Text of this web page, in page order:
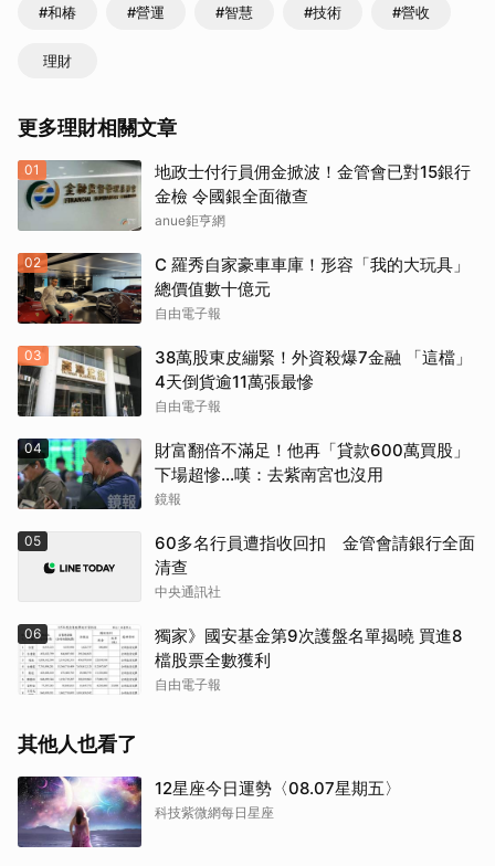
#和椿 #營運 #智慧 #技術 #營收
理財
更多理財相關文章
01
地政士付行員佣金掀波！金管會已對15銀行
金檢 令國銀全面徹查
anue鉅亨網
02
C 羅秀自家豪車車庫！形容「我的大玩具」
總價值數十億元
自由電子報
03
38萬股東皮繃緊！外資殺爆7金融 「這檔」
4天倒貨逾11萬張最慘
自由電子報
04
財富翻倍不滿足！他再「貸款600萬買股」
下場超慘...嘆：去紫南宮也沒用
鏡報
05
60多名行員遭指收回扣 金管會請銀行全面
清查
中央通訊社
06
獨家》國安基金第9次護盤名單揭曉 買進8
檔股票全數獲利
自由電子報
其他人也看了
12星座今日運勢〈08.07星期五〉
科技紫微網每日星座